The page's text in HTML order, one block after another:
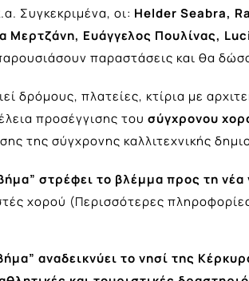
Συγκεκριμένα, οι: Helder Seabra,
Μερτζάνη, Ευάγγελος Πουλίνας,
παραστάσεις και θα
δρόμους, πλατείες, κτίρια με
προσέγγισης του σύγχρονου
της σύγχρονης καλλιτεχνικής
στρέφει το βλέμμα προς τη νέα
χορού (Περισσότερες
αναδεικνύει το νησί της